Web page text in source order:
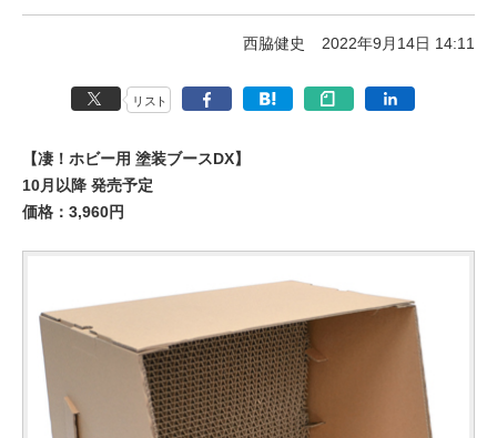
西脇健史 2022年9月14日 14:11
リスト
【凄！ホビー用 塗装ブースDX】
10月以降 発売予定
価格：3,960円